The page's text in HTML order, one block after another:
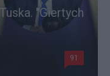
"Giertych
91